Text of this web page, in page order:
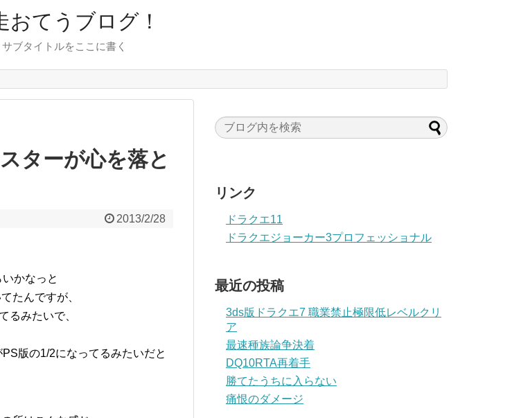
おてうブログ！
サブタイトルをここに書く
ターが心を落と
2013/2/28
かなっと
たんですが、
るみたいで、
版の1/2になってるみたいだと
リンク
ドラクエ11
ドラクエジョーカー3プロフェッショナル
最近の投稿
3ds版ドラクエ7 職業禁止極限低レベルクリ
ア
最速種族論争決着
DQ10RTA再着手
勝てたうちに入らない
痛恨のダメージ